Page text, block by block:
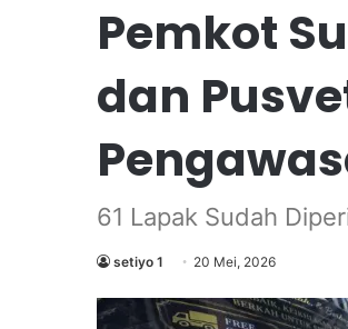
Pemkot
dan
61 Lapak Sudah
setiyo 1 20 Mei, 2026